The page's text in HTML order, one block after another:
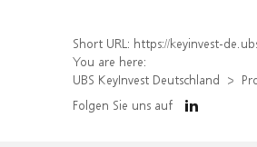
Short URL: https://keyinvest-de.ubs.com/produkt/detail/
You are here:
UBS KeyInvest Deutschland
Folgen Sie uns auf